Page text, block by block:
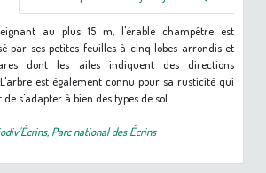
au plus 15 m, l'érable champêtre est
par ses petites feuilles à cinq lobes arrondis et
dont les ailes indiquent des directions
L'arbre est également connu pour sa rusticité qui
s'adapter à bien des types de sol.
Parc national des Écrins